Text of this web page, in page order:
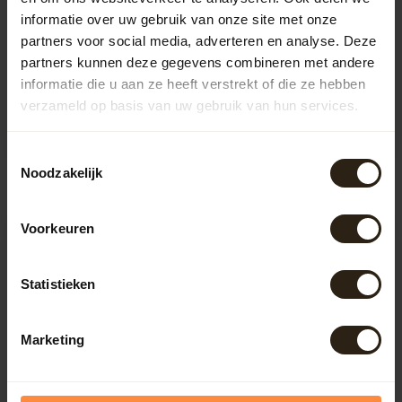
informatie over uw gebruik van onze site met onze
partners voor social media, adverteren en analyse. Deze
partners kunnen deze gegevens combineren met andere
informatie die u aan ze heeft verstrekt of die ze hebben
verzameld op basis van uw gebruik van hun services.
Noodzakelijk
Voorkeuren
Statistieken
Marketing
Wijnvat tafel "Merlot"
Onze wijnvat tafel "Merlot" is
heerlijk om aan te borrelen.
Deze tafel is gemaak...
Artikelcode:B1061
Barrel Atelier Whisky
'Charred' Set ®
Deze unieke set is gemaakt
van de duigen van een